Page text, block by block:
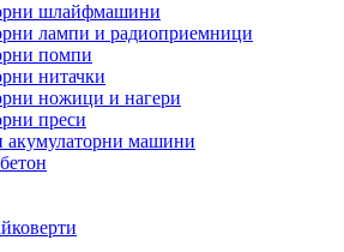
шлайфмашини
лампи и радиоприемници
помпи
нитачки
ножици и нагери
преси
акумулаторни машини